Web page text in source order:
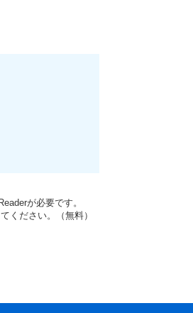
が必要です。
ください。（無料）